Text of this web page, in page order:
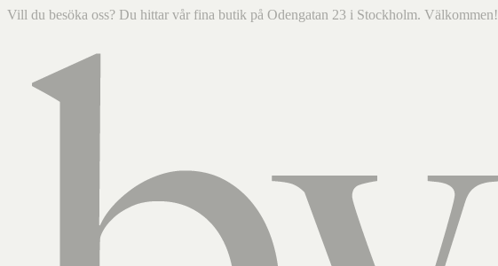
Vill du besöka oss? Du hittar vår fina butik på Odengatan 23 i Stockholm. Välkommen!